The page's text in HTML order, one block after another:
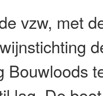
vzw, met
Bouwloods